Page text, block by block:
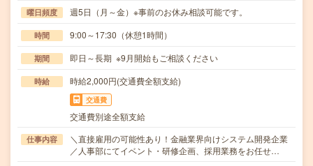
曜日頻度 週5日（月～金）※事前のお休み相談可能です。
時間 9:00～17:30（休憩1時間）
期間 即日～長期 ※9月開始もご相談ください
時給 時給2,000円(交通費全額支給)
交通費
交通費別途全額支給
仕事内容
＼直接雇用の可能性あり！金融業界向けシステム開発企業
／人事部にてイベント・研修企画、採用業務をお任せ…